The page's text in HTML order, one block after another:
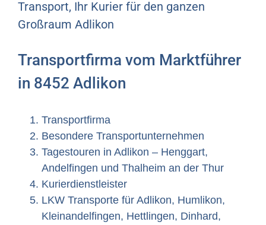
Transport, Ihr Kurier für den ganzen
Großraum Adlikon
Transportfirma vom Marktführer
in 8452 Adlikon
Transportfirma
Besondere Transportunternehmen
Tagestouren in Adlikon – Henggart,
Andelfingen und Thalheim an der Thur
Kurierdienstleister
LKW Transporte für Adlikon, Humlikon,
Kleinandelfingen, Hettlingen, Dinhard,